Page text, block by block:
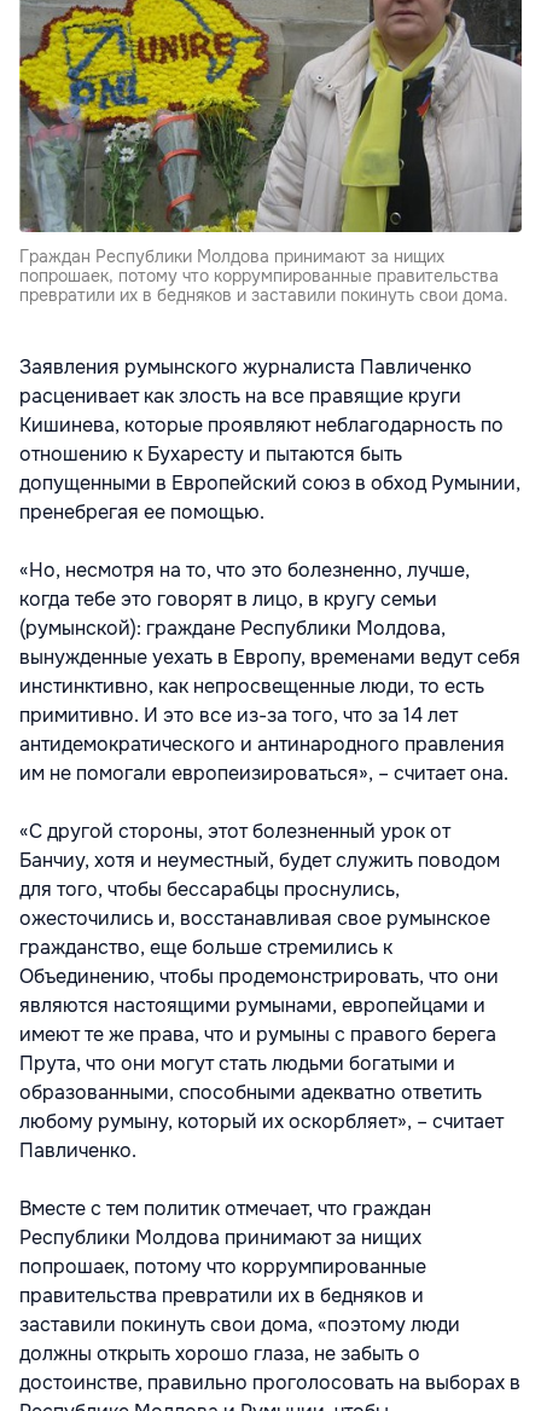
Граждан Республики Молдова принимают за нищих
попрошаек, потому что коррумпированные правительства
превратили их в бедняков и заставили покинуть свои дома.
Заявления румынского журналиста Павличенко
расценивает как злость на все правящие круги
Кишинева, которые проявляют неблагодарность по
отношению к Бухаресту и пытаются быть
допущенными в Европейский союз в обход Румынии,
пренебрегая ее помощью.
«Но, несмотря на то, что это болезненно, лучше,
когда тебе это говорят в лицо, в кругу семьи
(румынской): граждане Республики Молдова,
вынужденные уехать в Европу, временами ведут себя
инстинктивно, как непросвещенные люди, то есть
примитивно. И это все из-за того, что за 14 лет
антидемократического и антинародного правления
им не помогали европеизироваться», – считает она.
«С другой стороны, этот болезненный урок от
Банчиу, хотя и неуместный, будет служить поводом
для того, чтобы бессарабцы проснулись,
ожесточились и, восстанавливая свое румынское
гражданство, еще больше стремились к
Объединению, чтобы продемонстрировать, что они
являются настоящими румынами, европейцами и
имеют те же права, что и румыны с правого берега
Прута, что они могут стать людьми богатыми и
образованными, способными адекватно ответить
любому румыну, который их оскорбляет», – считает
Павличенко.
Вместе с тем политик отмечает, что граждан
Республики Молдова принимают за нищих
попрошаек, потому что коррумпированные
правительства превратили их в бедняков и
заставили покинуть свои дома, «поэтому люди
должны открыть хорошо глаза, не забыть о
достоинстве, правильно проголосовать на выборах в